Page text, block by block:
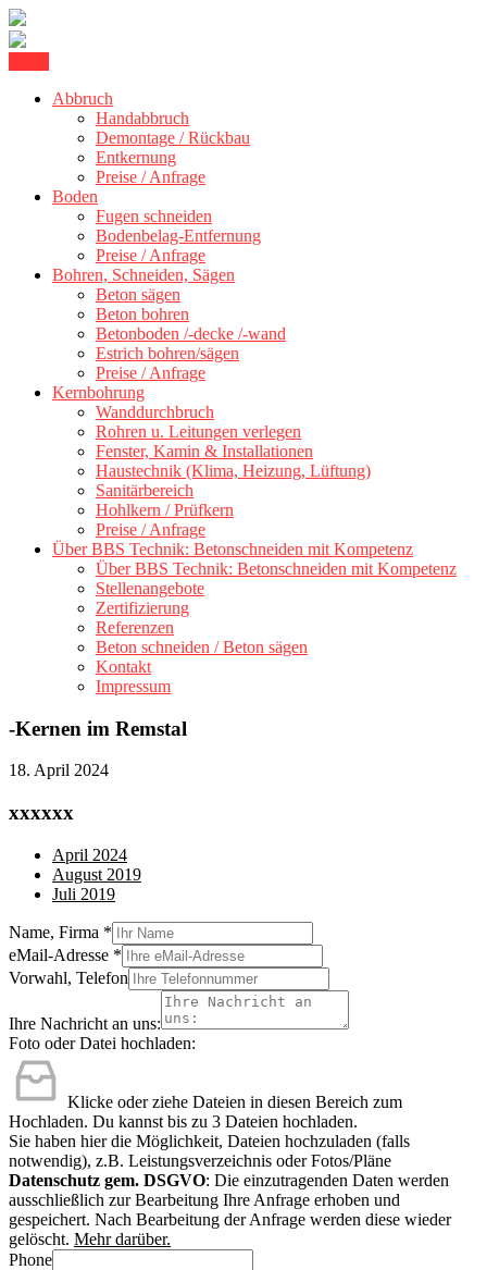
content
Betonschneiden Stuttgart
+ 300 kmAbbruch
Handabbruch
Demontage / Rückbau
Entkernung
Preise / Anfrage
Boden
Fugen schneiden
Bodenbelag-Entfernung
Preise / Anfrage
Bohren, Schneiden, Sägen
Beton sägen
Beton bohren
Betonboden /-decke /-wand
Estrich bohren/sägen
Preise / Anfrage
Kernbohrung
Wanddurchbruch
Rohren u. Leitungen verlegen
Fenster, Kamin & Installationen
Haustechnik (Klima, Heizung, Lüftung)
Sanitärbereich
Hohlkern / Prüfkern
Preise / Anfrage
Über BBS Technik: Betonschneiden mit Kompetenz
Über BBS Technik: Betonschneiden mit Kompetenz
Stellenangebote
Zertifizierung
Referenzen
Beton schneiden / Beton sägen
Kontakt
Impressum
-Kernen im Remstal
18. April 2024
xxxxxx
April 2024
August 2019
Juli 2019
Name, Firma *
eMail-Adresse *
Vorwahl, Telefon
Ihre Nachricht an uns:
Foto oder Datei hochladen:
Klicke oder ziehe Dateien in diesen Bereich zum
Hochladen. Du kannst bis zu 3 Dateien hochladen.
Sie haben hier die Möglichkeit, Dateien hochzuladen (falls
notwendig), z.B. Leistungsverzeichnis oder Fotos/Pläne
Datenschutz gem. DSGVO: Die einzutragenden Daten werden
ausschließlich zur Bearbeitung Ihre Anfrage erhoben und
gespeichert. Nach Bearbeitung der Anfrage werden diese wieder
gelöscht. Mehr darüber.
Phone